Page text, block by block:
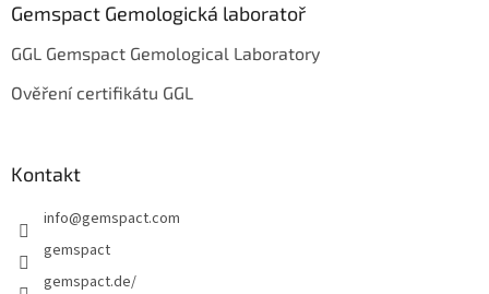
Gemspact Gemologická laboratoř
GGL Gemspact Gemological Laboratory
Ověření certifikátu GGL
Kontakt
info@gemspact.com
gemspact
gemspact.de/